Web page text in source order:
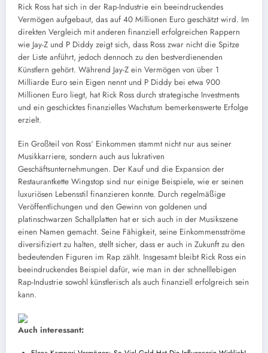
Rick Ross hat sich in der Rap-Industrie ein beeindruckendes
Vermögen aufgebaut, das auf 40 Millionen Euro geschätzt wird. Im
direkten Vergleich mit anderen finanziell erfolgreichen Rappern
wie Jay-Z und P Diddy zeigt sich, dass Ross zwar nicht die Spitze
der Liste anführt, jedoch dennoch zu den bestverdienenden
Künstlern gehört. Während Jay-Z ein Vermögen von über 1
Milliarde Euro sein Eigen nennt und P Diddy bei etwa 900
Millionen Euro liegt, hat Rick Ross durch strategische Investments
und ein geschicktes finanzielles Wachstum bemerkenswerte Erfolge
erzielt.
Ein Großteil von Ross‘ Einkommen stammt nicht nur aus seiner
Musikkarriere, sondern auch aus lukrativen
Geschäftsunternehmungen. Der Kauf und die Expansion der
Restaurantkette Wingstop sind nur einige Beispiele, wie er seinen
luxuriösen Lebensstil finanzieren konnte. Durch regelmäßige
Veröffentlichungen und den Gewinn von goldenen und
platinschwarzen Schallplatten hat er sich auch in der Musikszene
einen Namen gemacht. Seine Fähigkeit, seine Einkommensströme
diversifiziert zu halten, stellt sicher, dass er auch in Zukunft zu den
bedeutenden Figuren im Rap zählt. Insgesamt bleibt Rick Ross ein
beeindruckendes Beispiel dafür, wie man in der schnelllebigen
Rap-Industrie sowohl künstlerisch als auch finanziell erfolgreich sein
kann.
Auch interessant: